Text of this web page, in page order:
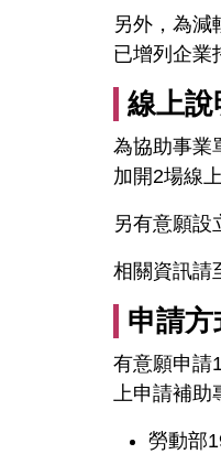
另外，為減
已增列企業
線上說
為協助事業
加開2場線
另有意願設
相關資訊請
申請方
有意願申請
上申請補助
勞動部